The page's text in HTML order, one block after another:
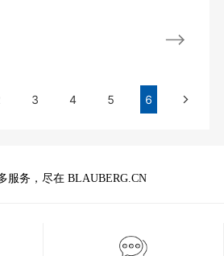
3 4 5 6
服务，尽在 BLAUBERG.CN